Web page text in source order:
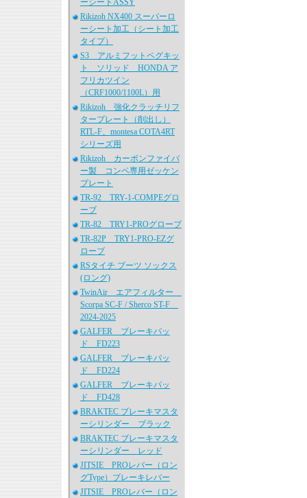
ーシートASSY
Rikizoh NX400 スーパーロ
ーシート加工（シート加工
タイプ）
S3 アルミフットペグキッ
ト ソリッド HONDA ア
フリカツイン
（CRF1000/1100L）用
Rikizoh 強化クラッチリフ
タープレート（削出し）
RTL-F、montesa COTA4RT
シリーズ用
Rikizoh カーボンファイバ
ー製 コンペ専用ゼッケン
プレート
TR-92 TRY-1-COMPEグロ
ーブ
TR-82 TRY1-PROグローブ
TR-82P TRY1-PRO-EZグ
ローブ
RSタイチ ブーツ ソックス
(ロング)
TwinAir エアフィルター
Scorpa SC-F / Sherco ST-F
2024-2025
GALFER ブレーキパッ
ド FD223
GALFER ブレーキパッ
ド FD224
GALFER ブレーキパッ
ド FD428
BRAKTEC ブレーキマスタ
ーシリンダー ブラック
BRAKTEC ブレーキマスタ
ーシリンダー レッド
JITSIE PROレバー（ロン
グType）ブレーキレバー
JITSIE PROレバー（ロン